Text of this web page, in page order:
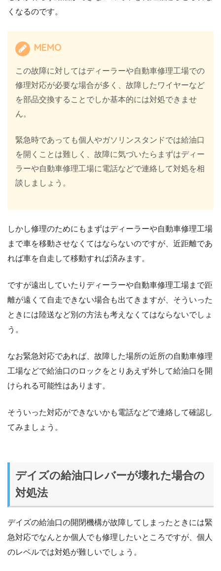
くなるのです。
MEMO
この故障に対してはディーラーや自動車修理工場での
修理対応が必要な場合が多く、故障したワイヤーなど
を部品交換することでしか基本的には対処できませ
ん。
緊急時であっても個人やガソリンスタンドでは給油口
を開くことは難しく、故障に気づいたらまずはディー
ラーや自動車修理工場に電話などで連絡して対処を相
談しましょう。
しかし修理のためにもまずはディーラーや自動車修理工場
まで車を移動させなくてはならないのですが、近距離であ
れば車を自走して移動すれば済みます。
ですが遠出していたりディーラーや自動車修理工場まで距
離が遠くて自走できない場合も出てきますが、そういった
ときには陸送など別の方法も考えなくてはならないでしょ
う。
なお緊急対応であれば、故障した場所の近所の自動車修理
工場などで給油口のロックをとりあえず外して給油口を開
けられる可能性はあります。
そういった対応ができないかも電話などで連絡して確認し
てみましょう。
デイズの給油口レバーが壊れた場合の
対処法
デイズの給油口の開閉機構が故障してしまったときには緊
急対応でなんとか個人でも修理したいところですが、個人
のレベルでは対処が難しいでしょう。